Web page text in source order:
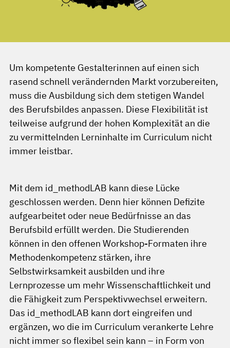
Um kompetente Gestalterinnen auf einen sich
rasend schnell verändernden Markt vorzubereiten,
muss die Ausbildung sich dem stetigen Wandel
des Berufsbildes anpassen. Diese Flexibilität ist
teilweise aufgrund der hohen Komplexität an die
zu vermittelnden Lerninhalte im Curriculum nicht
immer leistbar.
Mit dem id_methodLAB kann diese Lücke
geschlossen werden. Denn hier können Defizite
aufgearbeitet oder neue Bedürfnisse an das
Berufsbild erfüllt werden. Die Studierenden
können in den offenen Workshop-Formaten ihre
Methodenkompetenz stärken, ihre
Selbstwirksamkeit ausbilden und ihre
Lernprozesse um mehr Wissenschaftlichkeit und
die Fähigkeit zum Perspektivwechsel erweitern.
Das id_methodLAB kann dort eingreifen und
ergänzen, wo die im Curriculum verankerte Lehre
nicht immer so flexibel sein kann – in Form von